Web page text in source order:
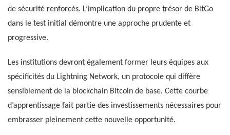
de sécurité renforcés. L’implication du propre trésor de BitGo
dans le test initial démontre une approche prudente et
progressive.
Les institutions devront également former leurs équipes aux
spécificités du Lightning Network, un protocole qui diffère
sensiblement de la blockchain Bitcoin de base. Cette courbe
d’apprentissage fait partie des investissements nécessaires pour
embrasser pleinement cette nouvelle opportunité.